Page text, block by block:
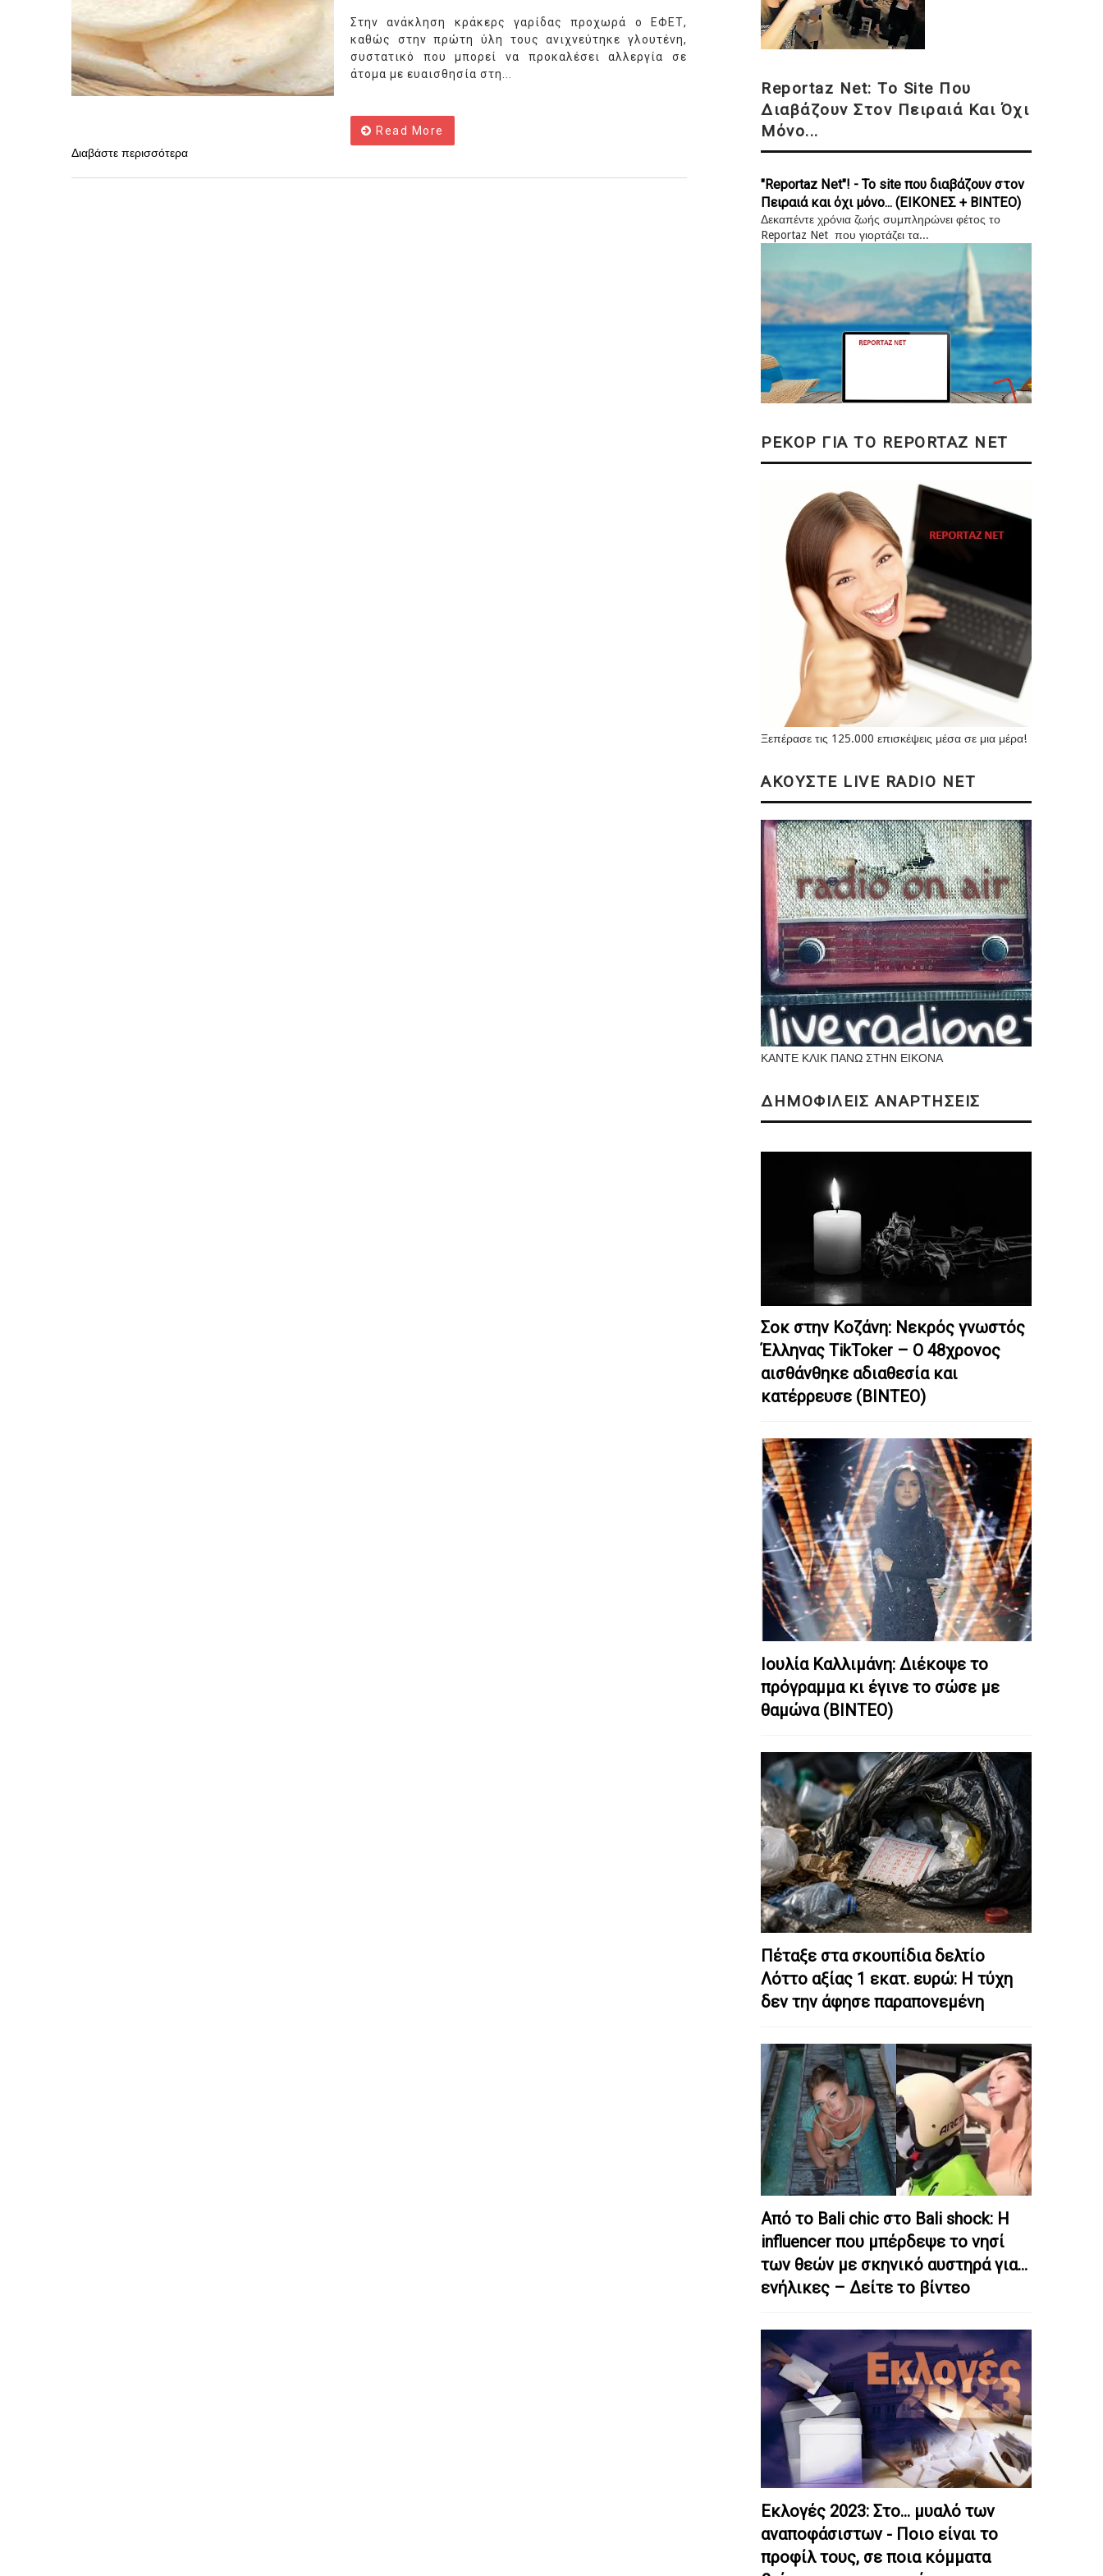
Στην ανάκληση κράκερς γαρίδας προχωρά ο ΕΦΕΤ,
καθώς στην πρώτη ύλη τους ανιχνεύτηκε γλουτένη,
συστατικό που μπορεί να προκαλέσει αλλεργία σε
άτομα με ευαισθησία στη...
Read More
Διαβάστε περισσότερα
Reportaz Net: Το Site Που
Διαβάζουν Στον Πειραιά Και Όχι
Μόνο...
"Reportaz Net"! - Το site που διαβάζουν στον
Πειραιά και όχι μόνο... (ΕΙΚΟΝΕΣ + ΒΙΝΤΕΟ)
Δεκαπέντε χρόνια ζωής συμπληρώνει φέτος το
Reportaz Net που γιορτάζει τα...
ΡΕΚΟΡ ΓΙΑ ΤΟ REPORTAZ NET
Ξεπέρασε τις 125.000 επισκέψεις μέσα σε μια μέρα!
ΑΚΟΥΣΤΕ LIVE RADIO NET
ΚΑΝΤΕ ΚΛΙΚ ΠΑΝΩ ΣΤΗΝ ΕΙΚΟΝΑ
ΔΗΜΟΦΙΛΕΙΣ ΑΝΑΡΤΗΣΕΙΣ
Σοκ στην Κοζάνη: Nεκρός γνωστός
Έλληνας TikToker – Ο 48χρονος
αισθάνθηκε αδιαθεσία και
κατέρρευσε (ΒΙΝΤΕΟ)
Ιουλία Καλλιμάνη: Διέκοψε το
πρόγραμμα κι έγινε το σώσε με
θαμώνα (ΒΙΝΤΕΟ)
Πέταξε στα σκουπίδια δελτίο
Λόττο αξίας 1 εκατ. ευρώ: Η τύχη
δεν την άφησε παραπονεμένη
Από το Bali chic στο Bali shock: Η
influencer που μπέρδεψε το νησί
των θεών με σκηνικό αυστηρά για…
ενήλικες – Δείτε το βίντεο
Εκλογές 2023: Στο… μυαλό των
αναποφάσιστων - Ποιο είναι το
προφίλ τους, σε ποια κόμματα